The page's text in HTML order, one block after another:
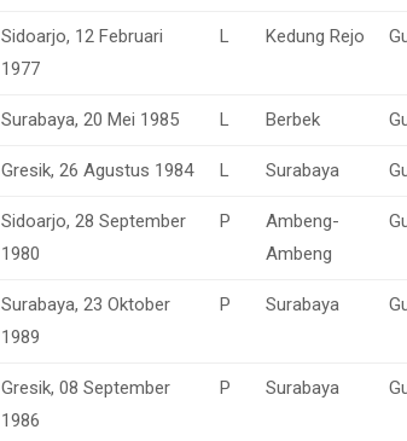
Sidoarjo, 12 Februari
1977
L Kedung Rejo
Surabaya, 20 Mei 1985 L Berbek
Gresik, 26 Agustus 1984 L Surabaya
Sidoarjo, 28 September
1980
P
Ambeng-
Ambeng
Surabaya, 23 Oktober
1989
P Surabaya
Gresik, 08 September
1986
P Surabaya